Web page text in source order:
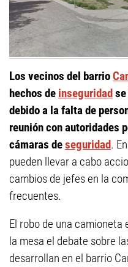
Los vecinos del barrio
hechos de inseguridad
debido a la falta de
reunión con autoridades
cámaras deseguridad.
pueden llevar a cabo
cambios de jefes en la
frecuentes.
El robo de una camioneta
la mesa el debate sobre
desarrollan en el barrio